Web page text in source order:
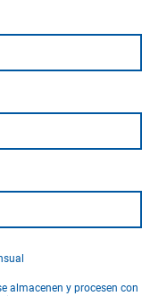
almacenen y procesen con